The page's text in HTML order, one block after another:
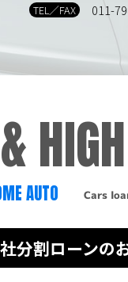
TEL／FAX 011-
AUTO Cars
分割ローンの